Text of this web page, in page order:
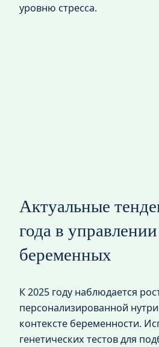
уровню стресса.
Актуальные
года в
беременных
К 2025 году наблюдается
персонализированной
контексте беременности.
генетических тестов для